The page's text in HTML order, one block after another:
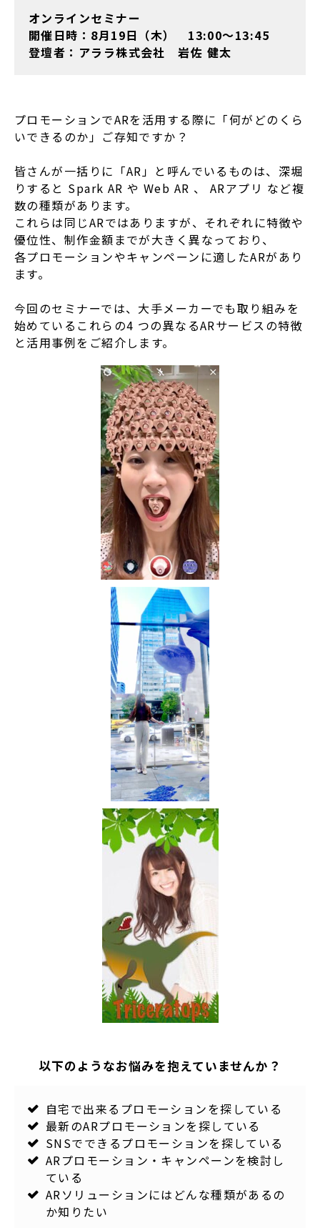
オンラインセミナー
開催日時：8月19日（木） 13:00〜13:45
登壇者：アララ株式会社 岩佐 健太
プロモーションでARを活用する際に「何がどのくら
いできるのか」ご存知ですか？
皆さんが一括りに「AR」と呼んでいるものは、深堀
りすると Spark AR や Web AR 、 ARアプリ など複
数の種類があります。
これらは同じARではありますが、それぞれに特徴や
優位性、制作金額までが大きく異なっており、
各プロモーションやキャンペーンに適したARがあり
ます。
今回のセミナーでは、大手メーカーでも取り組みを
始めているこれらの4 つの異なるARサービスの特徴
と活用事例をご紹介します。
以下のようなお悩みを抱えていませんか？
自宅で出来るプロモーションを探している
最新のARプロモーションを探している
SNSでできるプロモーションを探している
ARプロモーション・キャンペーンを検討し
ている
ARソリューションにはどんな種類があるの
か知りたい